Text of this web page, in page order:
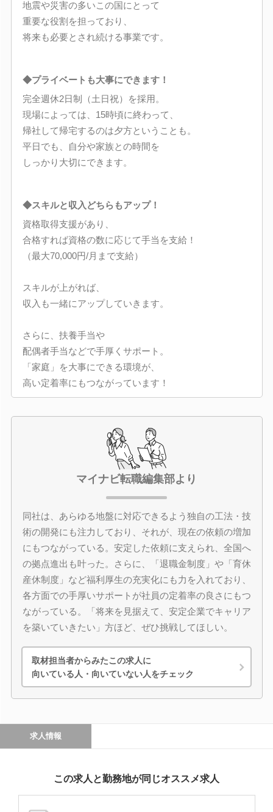
地震や災害の多いこの国にとって
重要な役割を担っており、
将来も必要とされ続ける事業です。
◆プライベートも大事にできます！
完全週休2日制（土日祝）を採用。
現場によっては、15時頃に終わって、
帰社して帰宅するのは夕方ということも。
平日でも、自分や家族との時間を
しっかり大切にできます。
◆スキルと収入どちらもアップ！
資格取得支援があり、
合格すれば資格の数に応じて手当を支給！
（最大70,000円/月まで支給）
スキルが上がれば、
収入も一緒にアップしていきます。
さらに、扶養手当や
配偶者手当などで手厚くサポート。
「家庭」を大事にできる環境が、
高い定着率にもつながっています！
マイナビ転職編集部より
同社は、あらゆる地盤に対応できるよう独自の工法・技
術の開発にも注力しており、それが、現在の依頼の増加
にもつながっている。安定した依頼に支えられ、全国へ
の拠点進出も叶った。さらに、「退職金制度」や「育休
産休制度」など福利厚生の充実化にも力を入れており、
各方面での手厚いサポートが社員の定着率の良さにもつ
ながっている。「将来を見据えて、安定企業でキャリア
を築いていきたい」方ほど、ぜひ挑戦してほしい。
取材担当者からみたこの求人に
向いている人・向いていない人をチェック
求人情報
この求人と勤務地が同じオススメ求人